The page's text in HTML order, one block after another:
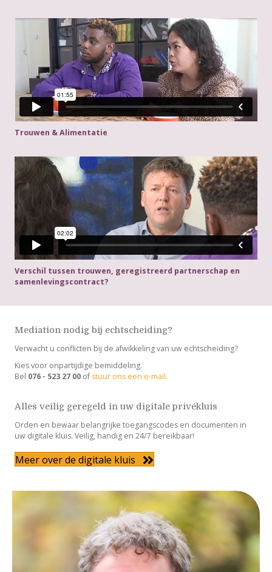
Trouwen & Alimentatie
Verschil tussen trouwen, geregistreerd partnerschap en
samenlevingscontract?
Mediation nodig bij echtscheiding?
Verwacht u conflicten bij de afwikkeling van uw echtscheiding?
Kies voor onpartijdige bemiddeling.
Bel 076 - 523 27 00 of stuur ons een e-mail.
Alles veilig geregeld in uw digitale privékluis
Orden en bewaar belangrijke toegangscodes en documenten in
uw digitale kluis. Veilig, handig en 24/7 bereikbaar!
Meer over de digitale kluis